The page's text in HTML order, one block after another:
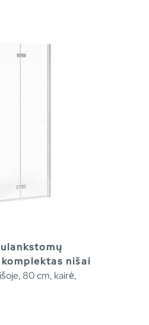
nišai
80 cm, kairė,